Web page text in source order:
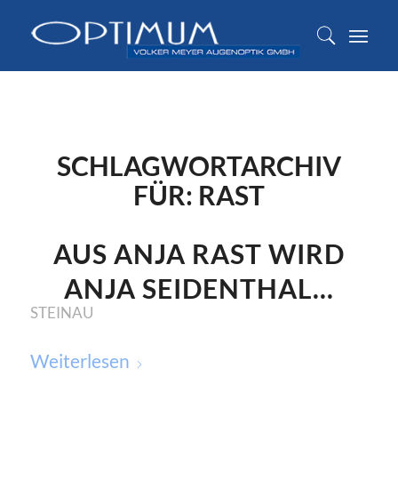
SCHLAGWORTARCHIV
FÜR: RAST
AUS ANJA RAST WIRD
ANJA SEIDENTHAL…
STEINAU
Weiterlesen